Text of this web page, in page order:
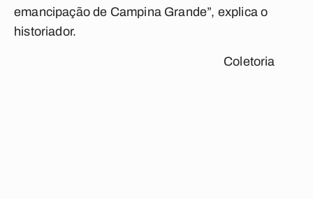
emancipação de Campina Grande”, explica o
historiador.
Coletoria